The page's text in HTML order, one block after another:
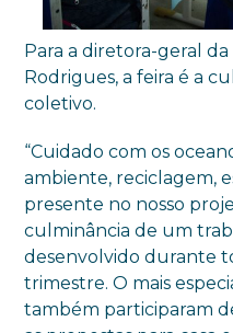
Para a diretora-geral
Rodrigues, a feira é a
coletivo.
“Cuidado com os
ambiente, reciclagem,
presente no nosso
culminância de um
desenvolvido durante
trimestre. O mais
também participaram